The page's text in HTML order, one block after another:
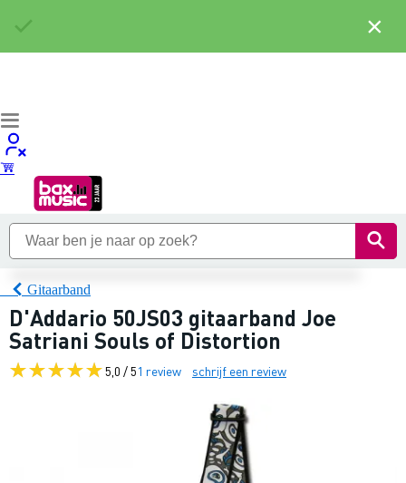
Gitaarband
D'Addario 50JS03 gitaarband Joe
Satriani Souls of Distortion
5,0 / 51 review schrijf een review
×